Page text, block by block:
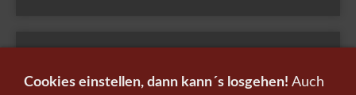
Cookies einstellen, dann kann´s losgehen! Auch